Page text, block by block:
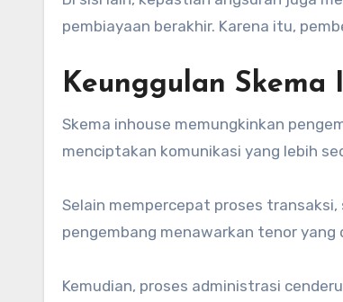
pembiayaan berakhir. Karena itu,
Keunggulan Skema
Skema inhouse memungkinkan
menciptakan komunikasi yang lebih
Selain mempercepat proses
pengembang menawarkan tenor
Kemudian, proses administrasi